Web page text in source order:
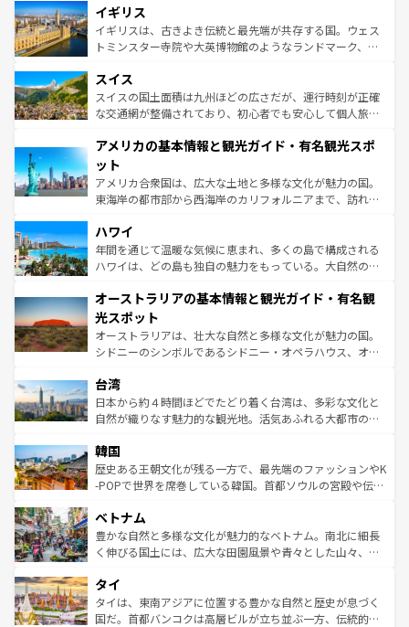
香り高いラベンダー畑など、多彩な楽しみ方が可能だ。さ
らに、パリ以外の地域にも魅力が溢れており、どの街角に
も豊かな歴史と文化が息づいている。パリ以外の個性あふ
を参照してほしい。
顔を持つこの国は、どこを歩いても飽きることがない。ベ
ルリンの文化的活気、バイエルン州のアルプスの絶景、そ
してライン川沿いのワイン畑といった風景は必見。ビール
は、お酒好きな人にはぜひ体験してほしい。 なお、新着の
ドイツ情報はコンテンツ一覧を参照してほしい。
イギリス
イギリスは、古きよき伝統と最先端が共存する国。ウェス
トミンスター寺院や大英博物館のようなランドマーク、歴
リアごとに異なる魅力がある。また、優雅なアフタヌーン
ティー、ビール好きにはたまらない英国パブ、サッカー観
戦など、本場だからこそできる体験も豊富。イギリスを旅
ンツ一覧を参照してほしい。
スイス
スイスの国土面積は九州ほどの広さだが、運行時刻が正確
な交通網が整備されており、初心者でも安心して個人旅行
の建物がそのまま残る町や、スイスならではのユニークな
博物館もあり、アルプス観光だけでなく町歩きも満喫する
ことができる。国民の所得が高いため物価も高いが、旅行
者向けの交通パス提供のサービスもあり、うまく活用すれ
着のスイス情報は
アメリカの基本情報と観光ガイド・有名観光スポ
ット
アメリカ合衆国は、広大な土地と多様な文化が魅力の国。
東海岸の都市部から西海岸のカリフォルニアまで、訪れる
のような巨大都市は、観光、ショッピング、エンターテイ
ンメントが詰まった刺激的なスポットだ。一方、アメリカ
西部には大自然が広がり、グランドキャニオンやイエロー
部のニューオーリンズでは、音楽と美食が融合した独特の
文化が魅力。旅行者はアメリカの各地域で異なる魅力を楽
しみながら、その多様性と豊かな歴史を感じることができ
るだろう。車でのロードトリップや列車の旅も、アメリカ
情報は
ハワイ
年間を通じて温暖な気候に恵まれ、多くの島で構成される
ハワイは、どの島も独自の魅力をもっている。大自然の神
ワイ島は見逃せない。また、定番の観光地といえばオアフ
島だが、静かな自然を求めるならマウイ島やカウアイ島が
おすすめ。エメラルドグリーンに輝く海をはじめ、豊かな
文化や歴史が息づいている。「アロハスピリット」と呼ば
人々、おいしいローカルフードやハワイアンミュージッ
ク、伝統的なフラダンスなど、すべてがハワイの魅力を彩
っている。訪れるたびに新しい発見と感動が待っているハ
はコンテンツ一覧
オーストラリアの基本情報と観光ガイド・有名観
光スポット
オーストラリアは、壮大な自然と多様な文化が魅力の国。
シドニーのシンボルであるシドニー・オペラハウス、オー
リアリーフや大陸中央部にそびえるウルル（エアーズロッ
ク）、タスマニアの美しい原生林やケアンズの熱帯雨林な
ど、見どころがたくさん。また、カフェやワイン、オージ
いる。アクティビティも充実しており、サーフィンやダイ
ビング、ハイキングなど、アウトドア好きにはたまらな
い。オーストラリアの多彩な魅力を存分に味わいつくそ
参照してほしい。
台湾
日本から約４時間ほどでたどり着く台湾は、多彩な文化と
自然が織りなす魅力的な観光地。活気あふれる大都市の台
ン）、静ひつな山岳地帯である台湾東部など、都市の喧騒
と山間の静けさが共存しており、訪れる人に新しい発見と
驚きをもたらしてくれる。また、奥深い台湾の食文化も魅
容にもいいと評判のスイーツなど、バラエティ豊かな料理
が味わえる。 なお、新着の台湾情報は コンテンツ一覧を参
照してほしい。
韓国
歴史ある王朝文化が残る一方で、最先端のファッションやK
-POPで世界を席巻している韓国。首都ソウルの宮殿や伝統
き、地方に足を延ばせば四季折々の自然美を楽しむことが
できる。そして、キムチや焼肉、絶品のストリートフード
まで、さまざまな韓国料理が待っている。夜には、韓国な
リティに包まれながら、韓国の多彩な魅力を心ゆくまで味
わってみてほしい。 なお、新着の韓国情報はコンテンツ一
覧を参照してほしい。
ベトナム
豊かな自然と多様な文化が魅力的なベトナム。南北に細長
く伸びる国土には、広大な田園風景や青々とした山々、世
急速な発展と共に伝統が息づく。ハノイの古い町並みやホ
ーチミン市のフランス統治時代の建物も、独特の雰囲気を
醸し出している。また、バラエティの豊かさとおいしさで
タイ
タイは、東南アジアに位置する豊かな自然と歴史が息づく
国だ。首都バンコクは高層ビルが立ち並ぶ一方、伝統的な